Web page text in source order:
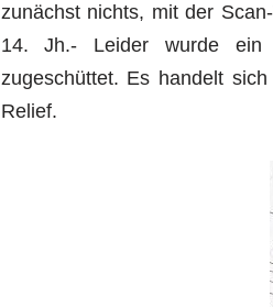
zunächst nichts, mit der
14. Jh.- Leider wurde ein
zugeschüttet. Es handelt
Relief.